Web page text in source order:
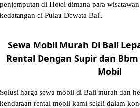
penjemputan di Hotel dimana para
kedatangan di Pulau Dewata Bali.
Sewa Mobil Murah Di Bali
Rental Dengan Supir dan
Mobil
Solusi harga sewa mobil di Bali murah dan
kendaraan rental mobil kami selali dalam